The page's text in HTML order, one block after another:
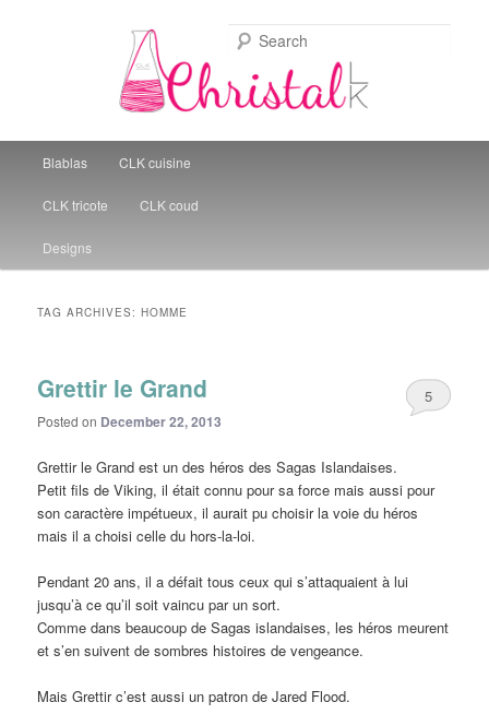
Christal Little Kitchen
Skip to primary content
Skip to secondary content
Blablas CLK cuisine
CLK tricote CLK coud
Designs
TAG ARCHIVES:HOMME
Grettir le Grand
Posted on December 22, 2013
5
Grettir le Grand est un des héros des Sagas Islandaises.
Petit fils de Viking, il était connu pour sa force mais aussi pour
son caractère impétueux, il aurait pu choisir la voie du héros
mais il a choisi celle du hors-la-loi.
Pendant 20 ans, il a défait tous ceux qui s’attaquaient à lui
jusqu’à ce qu’il soit vaincu par un sort.
Comme dans beaucoup de Sagas islandaises, les héros meurent
et s’en suivent de sombres histoires de vengeance.
Mais Grettir c’est aussi un patron de Jared Flood.